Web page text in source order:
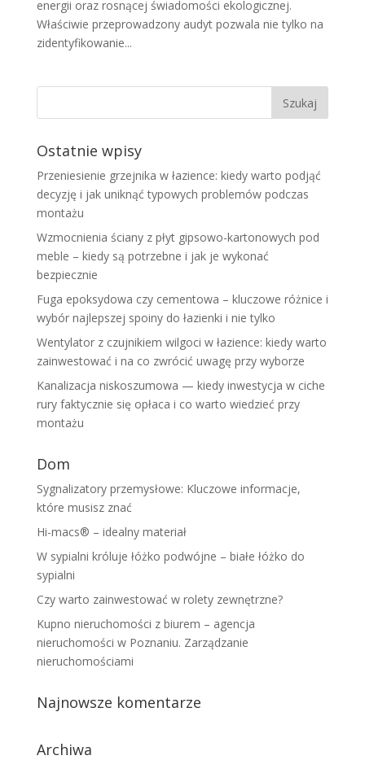
energii oraz rosnącej świadomości ekologicznej.
Właściwie przeprowadzony audyt pozwala nie tylko na
zidentyfikowanie...
Ostatnie wpisy
Przeniesienie grzejnika w łazience: kiedy warto podjąć
decyzję i jak uniknąć typowych problemów podczas
montażu
Wzmocnienia ściany z płyt gipsowo-kartonowych pod
meble – kiedy są potrzebne i jak je wykonać
bezpiecznie
Fuga epoksydowa czy cementowa – kluczowe różnice i
wybór najlepszej spoiny do łazienki i nie tylko
Wentylator z czujnikiem wilgoci w łazience: kiedy warto
zainwestować i na co zwrócić uwagę przy wyborze
Kanalizacja niskoszumowa — kiedy inwestycja w ciche
rury faktycznie się opłaca i co warto wiedzieć przy
montażu
Dom
Sygnalizatory przemysłowe: Kluczowe informacje,
które musisz znać
Hi-macs® – idealny materiał
W sypialni króluje łóżko podwójne – białe łóżko do
sypialni
Czy warto zainwestować w rolety zewnętrzne?
Kupno nieruchomości z biurem – agencja
nieruchomości w Poznaniu. Zarządzanie
nieruchomościami
Najnowsze komentarze
Archiwa